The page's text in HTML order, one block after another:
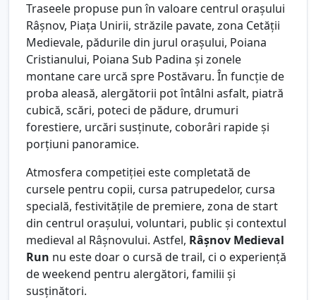
Traseele propuse pun în valoare centrul orașului
Râșnov, Piața Unirii, străzile pavate, zona Cetății
Medievale, pădurile din jurul orașului, Poiana
Cristianului, Poiana Sub Padina și zonele
montane care urcă spre Postăvaru. În funcție de
proba aleasă, alergătorii pot întâlni asfalt, piatră
cubică, scări, poteci de pădure, drumuri
forestiere, urcări susținute, coborâri rapide și
porțiuni panoramice.
Atmosfera competiției este completată de
cursele pentru copii, cursa patrupedelor, cursa
specială, festivitățile de premiere, zona de start
din centrul orașului, voluntari, public și contextul
medieval al Râșnovului. Astfel, Râșnov Medieval
Run nu este doar o cursă de trail, ci o experiență
de weekend pentru alergători, familii și
susținători.